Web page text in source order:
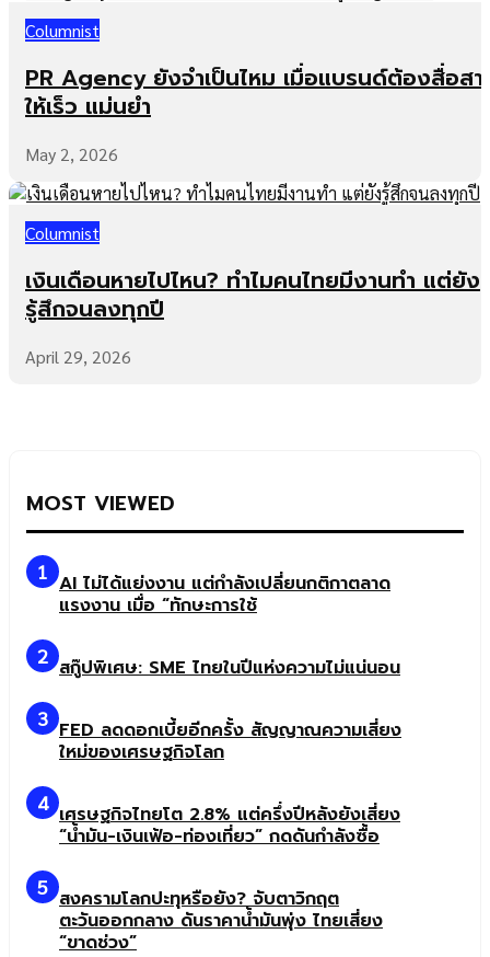
Columnist
PR Agency ยังจำเป็นไหม เมื่อแบรนด์ต้องสื่อสา
ให้เร็ว แม่นยำ
May 2, 2026
Columnist
เงินเดือนหายไปไหน? ทำไมคนไทยมีงานทำ แต่ยัง
รู้สึกจนลงทุกปี
April 29, 2026
MOST VIEWED
1 AI ไม่ได้แย่งงาน แต่กำลังเปลี่ยนกติกาตลาด
แรงงาน เมื่อ “ทักษะการใช้
2 สกู๊ปพิเศษ: SME ไทยในปีแห่งความไม่แน่นอน
3 FED ลดดอกเบี้ยอีกครั้ง สัญญาณความเสี่ยง
ใหม่ของเศรษฐกิจโลก
4 เศรษฐกิจไทยโต 2.8% แต่ครึ่งปีหลังยังเสี่ยง
“น้ำมัน-เงินเฟ้อ-ท่องเที่ยว” กดดันกำลังซื้อ
5 สงครามโลกปะทุหรือยัง? จับตาวิกฤต
ตะวันออกกลาง ดันราคาน้ำมันพุ่ง ไทยเสี่ยง
“ขาดช่วง”